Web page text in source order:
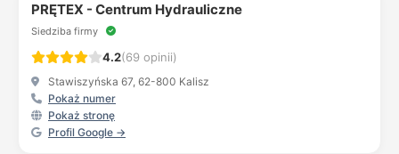
PRĘTEX - Centrum Hydrauliczne
Siedziba firmy
4.2(69 opinii)
Stawiszyńska 67, 62-800 Kalisz
Pokaż numer
Pokaż stronę
Profil Google →